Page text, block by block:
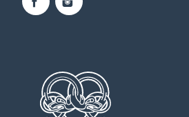
FacebookInstagram